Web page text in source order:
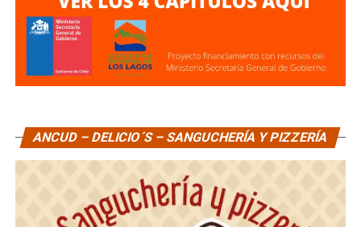
ANCUD – DELICIO´S – SANGUCHERÍA Y PIZZERÍA